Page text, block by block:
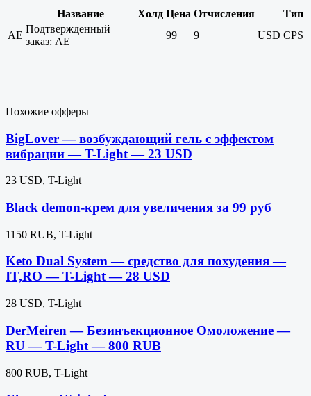
Название Холд Цена Отчисления
Тип
AE
Подтвержденный
заказ: AE
99 9 USD CPS
Похожие офферы
BigLover — возбуждающий гель с эффектом
вибрации — T-Light — 23 USD
23 USD, T-Light
Black demon-крем для увеличения за 99 руб
1150 RUB, T-Light
Keto Dual System — средство для похудения —
IT,RO — T-Light — 28 USD
28 USD, T-Light
DerMeiren — Безинъекционное Омоложение —
RU — T-Light — 800 RUB
800 RUB, T-Light